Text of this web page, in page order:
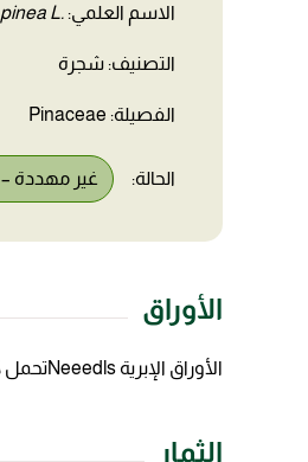
الاسم العلمي: .Pinus pinea L
التصنيف: شجرة
الفصيلة: Pinaceae
الحالة: غير مهددة – LC
الأوراق
الأوراق الإبرية Neeedlsتحمل كل حزمة ورقتان أبريتان ويبلغ متوسط طول الورقة 8.28 سم ويصل الوزن الجاف لـ 100 ورقة أبرية 3.8 جم.
الثمار